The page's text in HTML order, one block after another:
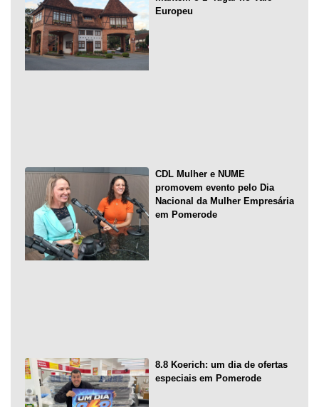
Europeu
CDL Mulher e NUME
promovem evento pelo Dia
Nacional da Mulher Empresária
em Pomerode
8.8 Koerich: um dia de ofertas
especiais em Pomerode